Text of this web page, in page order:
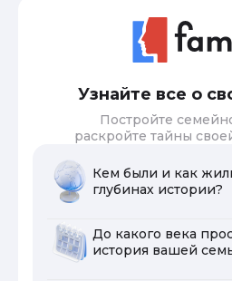
Узнайте все о
Постройте
раскройте тайны
Кем были и как
глубинах истории?
До какого века
история вашей